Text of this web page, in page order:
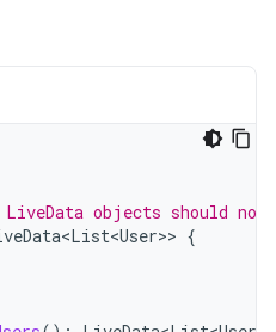
LiveData objects should
> {